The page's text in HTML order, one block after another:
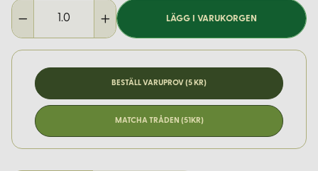
LÄGG I VARUKORGEN
BESTÄLL VARUPROV (5 KR)
MATCHA TRÅDEN (51KR)